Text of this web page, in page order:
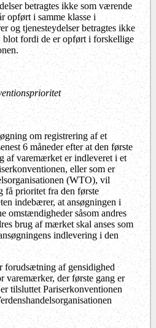
betragtes ikke som værende
opført i samme klasse i
og tjenesteydelser betragtes ikke
fordi de er opført i forskellige
om registrering af et
6 måneder efter at den første
af varemærket er indleveret i et
eller som er
(WTO), vil
få prioritet fra den første
indebærer, at ansøgningen i
omstændigheder såsom andres
brug af mærket skal anses som
indlevering i den
forudsætning af gensidighed
varemærker, der første gang er
tilsluttet Pariserkonventionen